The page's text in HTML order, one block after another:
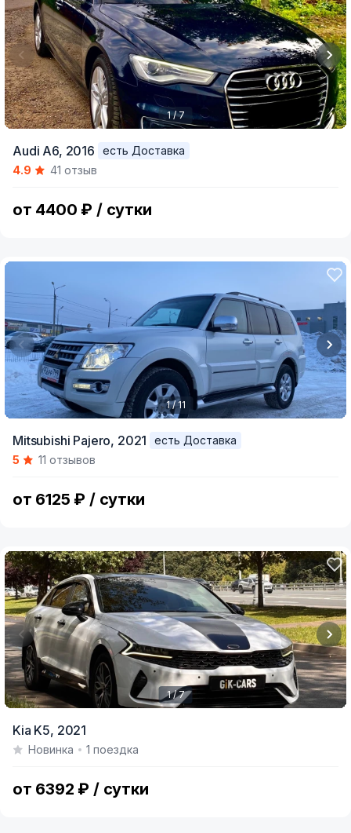
of
1 / 7
Audi A6, 2016
есть Доставка
4.9
41 отзыв
от 4400 ₽ / сутки
of
1 / 11
Mitsubishi Pajero, 2021
есть Доставка
5
11 отзывов
от 6125 ₽ / сутки
of
1 / 7
Kia K5, 2021
Новинка 1 поездка
от 6392 ₽ / сутки